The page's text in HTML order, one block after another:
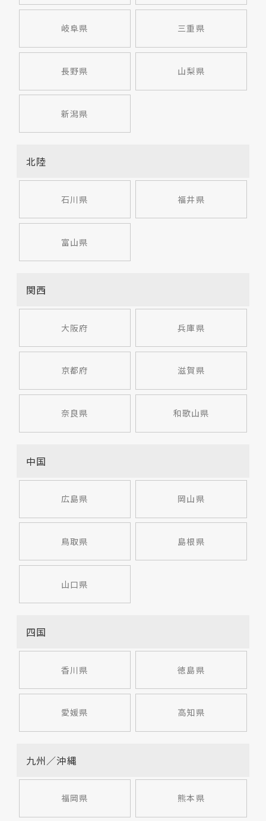
岐阜県 三重県
長野県 山梨県
新潟県
北陸
石川県 福井県
富山県
関西
大阪府 兵庫県
京都府 滋賀県
奈良県 和歌山県
中国
広島県 岡山県
鳥取県 島根県
山口県
四国
香川県 徳島県
愛媛県 高知県
九州／沖縄
福岡県 熊本県